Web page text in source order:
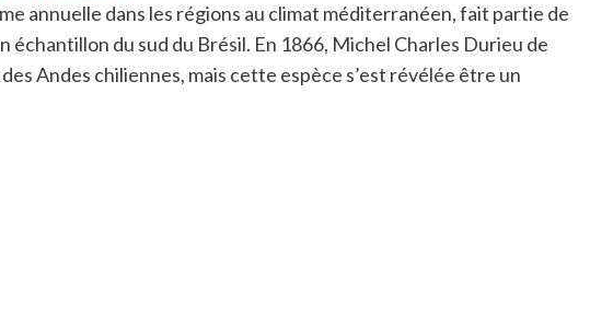
annuelle dans les régions au climat méditerranéen, fait partie de
échantillon du sud du Brésil. En 1866, Michel Charles Durieu de
Andes chiliennes, mais cette espèce s’est révélée être un